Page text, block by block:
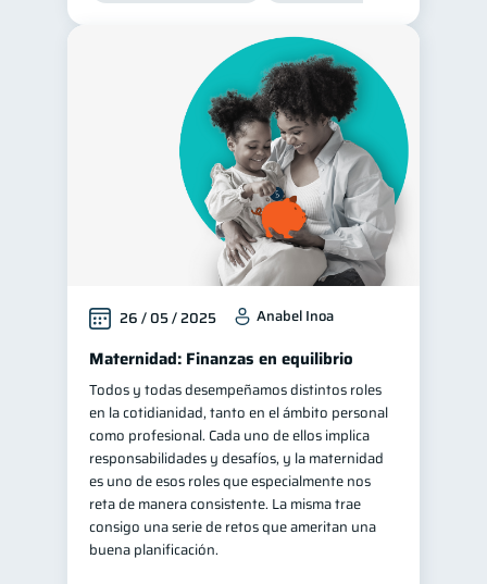
26 / 05 / 2025 Anabel Inoa
Maternidad: Finanzas en equilibrio
Todos y todas desempeñamos distintos roles
en la cotidianidad, tanto en el ámbito personal
como profesional. Cada uno de ellos implica
responsabilidades y desafíos, y la maternidad
es uno de esos roles que especialmente nos
reta de manera consistente. La misma trae
consigo una serie de retos que ameritan una
buena planificación.